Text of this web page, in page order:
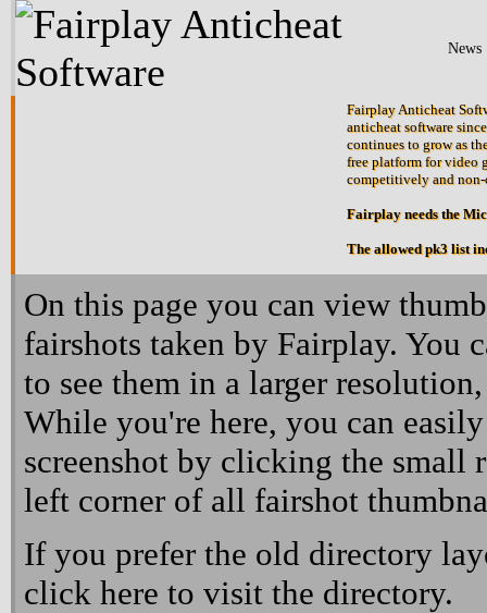
News
Fairplay Anticheat
anticheat software
continues to grow as
free platform for video
competitively and
Fairplay needs the
The allowed pk3 list
On this page you can view
fairshots taken by Fairplay. You
to see them in a larger
While you're here, you can
screenshot by clicking the small
left corner of all fairshot
If you prefer the old directory
click here to visit the directory.